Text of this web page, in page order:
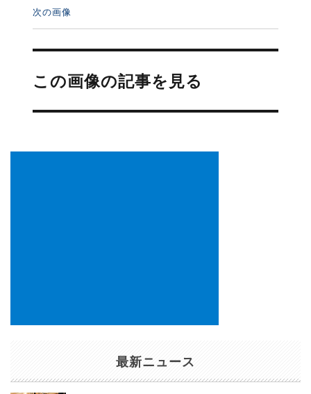
次の画像
投
ナ
ビ
ー
この画像の記事を見る
最新ニュース